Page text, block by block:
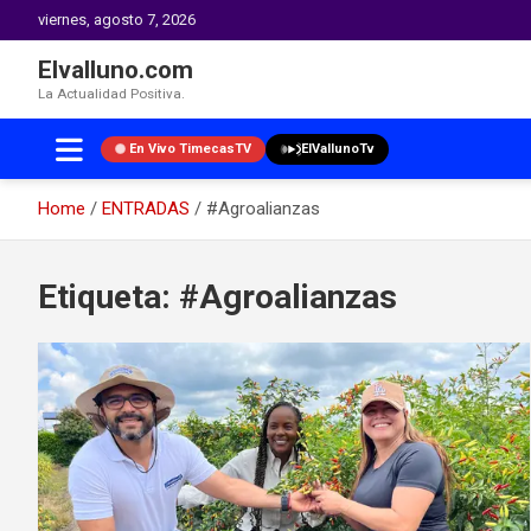
viernes, agosto 7, 2026
Elvalluno.com
La Actualidad Positiva.
En Vivo TimecasTV ElVallunoTv
Home ENTRADAS
#Agroalianzas
contentEtiqueta: #Agroalianzas